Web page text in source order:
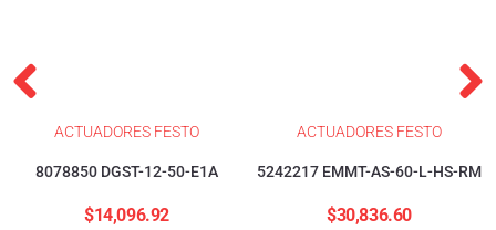
ACTUADORES FESTO
8078850 DGST-12-50-E1A
$14,096.92
ACTUADORES FESTO
5242217 EMMT-AS-60-L-HS-RM
$30,836.60